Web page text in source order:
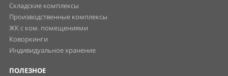
Складские комплексы
Производственные комплексы
ЖК с ком. помещениями
Коворкинги
Индивидуальное хранение
ПОЛЕЗНОЕ